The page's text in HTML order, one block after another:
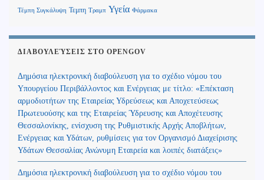
Τέμπη Συγκάλυψη Τεμπη Τραμπ Υγεία Φάρμακα
ΔΙΑΒΟΥΛΕΎΣΕΙΣ ΣΤΟ OPENGOV
Δημόσια ηλεκτρονική διαβούλευση για το σχέδιο νόμου του
Υπουργείου Περιβάλλοντος και Ενέργειας με τίτλο: «Επέκταση
αρμοδιοτήτων της Εταιρείας Υδρεύσεως και Αποχετεύσεως
Πρωτευούσης και της Εταιρείας Ύδρευσης και Αποχέτευσης
Θεσσαλονίκης, ενίσχυση της Ρυθμιστικής Αρχής Αποβλήτων,
Ενέργειας και Υδάτων, ρυθμίσεις για τον Οργανισμό Διαχείρισης
Υδάτων Θεσσαλίας Ανώνυμη Εταιρεία και λοιπές διατάξεις»
Δημόσια ηλεκτρονική διαβούλευση για το σχέδιο νόμου του